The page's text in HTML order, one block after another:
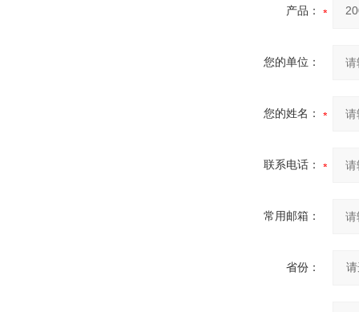
产品：
您的单位：
您的姓名：
联系电话：
常用邮箱：
省份：